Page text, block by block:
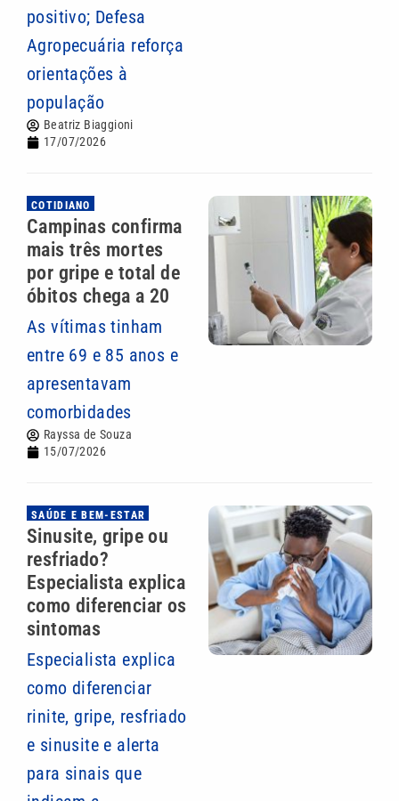
positivo; Defesa
Agropecuária reforça
orientações à
população
Beatriz Biaggioni
17/07/2026
COTIDIANO
Campinas confirma
mais três mortes
por gripe e total de
óbitos chega a 20
As vítimas tinham
entre 69 e 85 anos e
apresentavam
comorbidades
Rayssa de Souza
15/07/2026
SAÚDE E BEM-ESTAR
Sinusite, gripe ou
resfriado?
Especialista explica
como diferenciar os
sintomas
Especialista explica
como diferenciar
rinite, gripe, resfriado
e sinusite e alerta
para sinais que